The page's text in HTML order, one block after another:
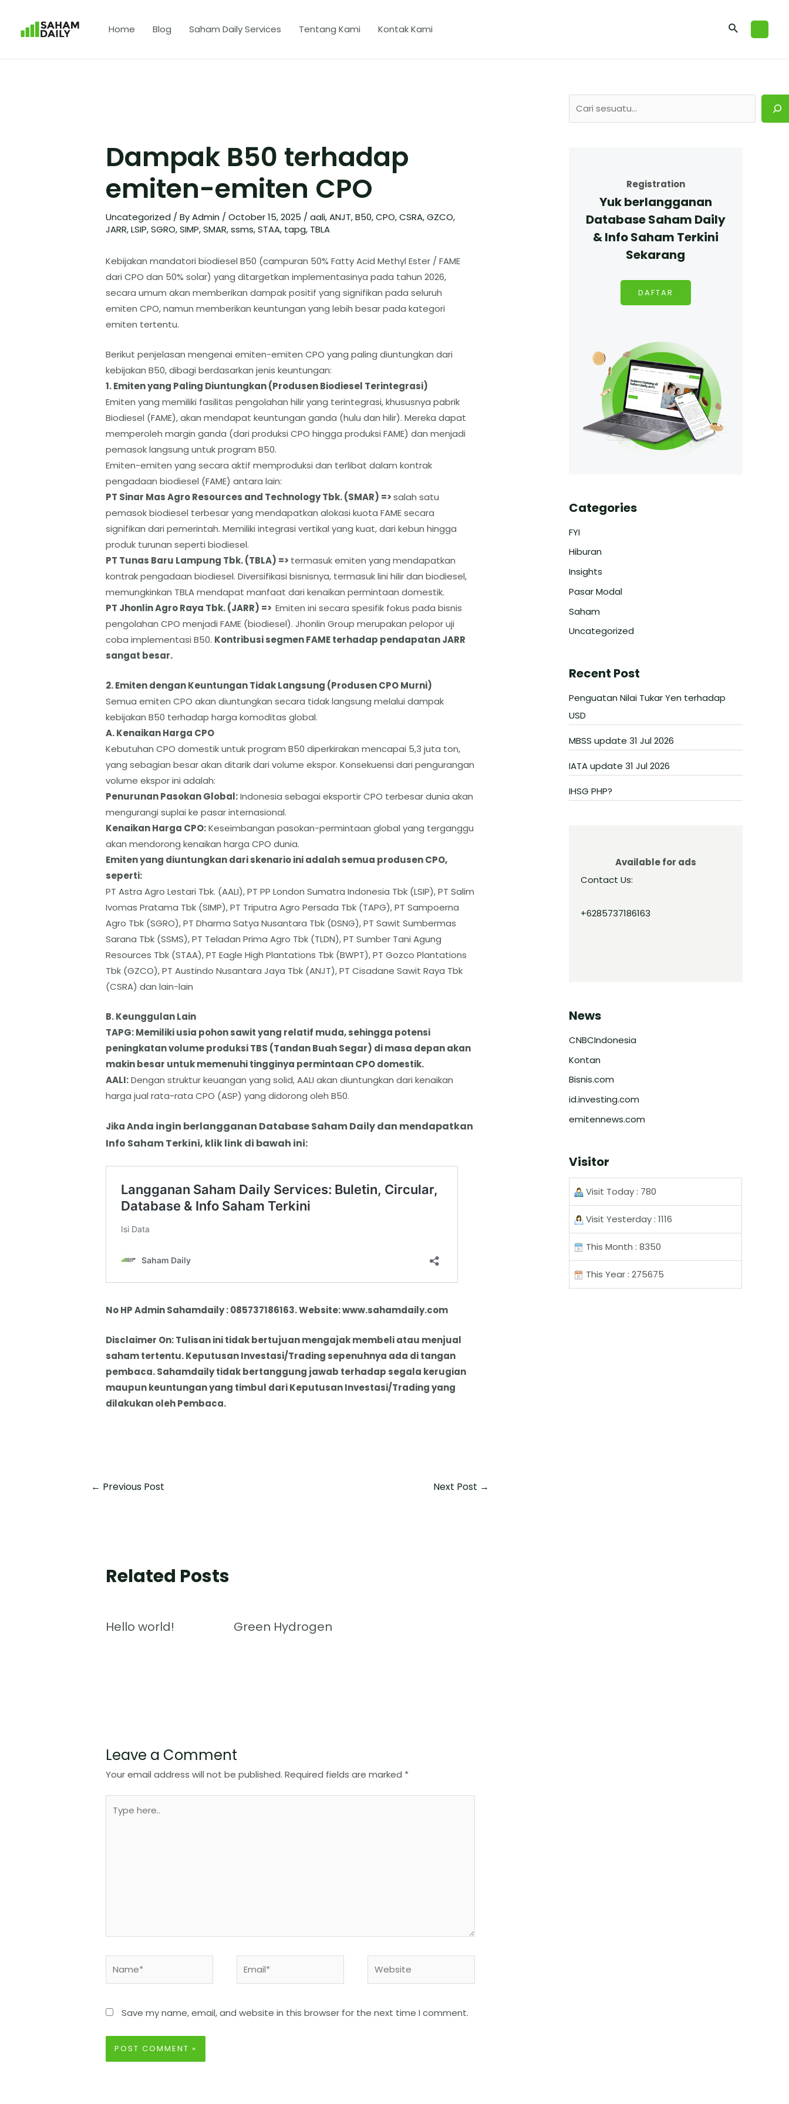
Home Blog Saham Daily Services Tentang Kami Kontak Kami
Dampak B50 terhadap
emiten-emiten CPO
Uncategorized / ByAdmin / October 15, 2025 / aali,ANJT,B50,CPO,CSRA,GZCO,
JARR,LSIP,SGRO,SIMP,SMAR,ssms,STAA, tapg, TBLA
Kebijakan mandatori biodiesel B50 (campuran 50% Fatty Acid Methyl Ester / FAME
dari CPO dan 50% solar) yang ditargetkan implementasinya pada tahun 2026,
secara umum akan memberikan dampak positif yang signifikan pada seluruh
emiten CPO, namun memberikan keuntungan yang lebih besar pada kategori
emiten tertentu.
​Berikut penjelasan mengenai emiten-emiten CPO yang paling diuntungkan dari
kebijakan B50, dibagi berdasarkan jenis keuntungan:
​1. Emiten yang Paling Diuntungkan (Produsen Biodiesel Terintegrasi)
​Emiten yang memiliki fasilitas pengolahan hilir yang terintegrasi, khususnya pabrik
Biodiesel (FAME), akan mendapat keuntungan ganda (hulu dan hilir). Mereka dapat
memperoleh margin ganda (dari produksi CPO hingga produksi FAME) dan menjadi
pemasok langsung untuk program B50.
​Emiten-emiten yang secara aktif memproduksi dan terlibat dalam kontrak
pengadaan biodiesel (FAME) antara lain:
​PT Sinar Mas Agro Resources and Technology Tbk. (SMAR) =>salah satu
pemasok biodiesel terbesar yang mendapatkan alokasi kuota FAME secara
signifikan dari pemerintah. Memiliki integrasi vertikal yang kuat, dari kebun hingga
produk turunan seperti biodiesel.
​PT Tunas Baru Lampung Tbk. (TBLA) => termasuk emiten yang mendapatkan
kontrak pengadaan biodiesel. Diversifikasi bisnisnya, termasuk lini hilir dan biodiesel,
memungkinkan TBLA mendapat manfaat dari kenaikan permintaan domestik.
​PT Jhonlin Agro Raya Tbk. (JARR) => Emiten ini secara spesifik fokus pada bisnis
pengolahan CPO menjadi FAME (biodiesel). Jhonlin Group merupakan pelopor uji
coba implementasi B50. Kontribusi segmen FAME terhadap pendapatan JARR
sangat besar.
​2. Emiten dengan Keuntungan Tidak Langsung (Produsen CPO Murni)
​Semua emiten CPO akan diuntungkan secara tidak langsung melalui dampak
kebijakan B50 terhadap harga komoditas global.
​A. Kenaikan Harga CPO
​Kebutuhan CPO domestik untuk program B50 diperkirakan mencapai 5,3 juta ton,
yang sebagian besar akan ditarik dari volume ekspor. Konsekuensi dari pengurangan
volume ekspor ini adalah:
​Penurunan Pasokan Global:Indonesia sebagai eksportir CPO terbesar dunia akan
mengurangi suplai ke pasar internasional.
Kenaikan Harga CPO:Keseimbangan pasokan-permintaan global yang terganggu
akan mendorong kenaikan harga CPO dunia.
Emiten yang diuntungkan dari skenario ini adalah semua produsen CPO,
seperti:
​PT Astra Agro Lestari Tbk. (AALI), PT PP London Sumatra Indonesia Tbk (LSIP), PT Salim
Ivomas Pratama Tbk (SIMP), PT Triputra Agro Persada Tbk (TAPG), PT Sampoerna
Agro Tbk (SGRO), PT Dharma Satya Nusantara Tbk (DSNG), PT Sawit Sumbermas
Sarana Tbk (SSMS), PT Teladan Prima Agro Tbk (TLDN), PT Sumber Tani Agung
Resources Tbk (STAA), PT Eagle High Plantations Tbk (BWPT), PT Gozco Plantations
Tbk (GZCO), PT Austindo Nusantara Jaya Tbk (ANJT), PT Cisadane Sawit Raya Tbk
(CSRA) dan lain-lain
​B. Keunggulan Lain
TAPG: Memiliki usia pohon sawit yang relatif muda, sehingga potensi
peningkatan volume produksi TBS (Tandan Buah Segar) di masa depan akan
makin besar untuk memenuhi tingginya permintaan CPO domestik.
​AALI:Dengan struktur keuangan yang solid, AALI akan diuntungkan dari kenaikan
harga jual rata-rata CPO (ASP) yang didorong oleh B50.
Jika Anda ingin berlangganan Database Saham Daily dan mendapatkan
Info Saham Terkini, klik link di bawah ini:
No HP Admin Sahamdaily : 085737186163. Website: www.sahamdaily.com
Disclaimer On: Tulisan ini tidak bertujuan mengajak membeli atau menjual
saham tertentu. Keputusan Investasi/Trading sepenuhnya ada di tangan
pembaca. Sahamdaily tidak bertanggung jawab terhadap segala kerugian
maupun keuntungan yang timbul dari Keputusan Investasi/Trading yang
dilakukan oleh Pembaca.
← Previous Post Next Post →
Related Posts
Hello world! Green Hydrogen
Leave a Comment
Your email address will not be published. Required fields are marked *
Save my name, email, and website in this browser for the next time I comment.
Registration
Yuk berlangganan
Database Saham Daily
& Info Saham Terkini
Sekarang
DAFTAR
Categories
FYI
Hiburan
Insights
Pasar Modal
Saham
Uncategorized
Recent Post
Penguatan Nilai Tukar Yen terhadap
USD
MBSS update 31 Jul 2026
IATA update 31 Jul 2026
IHSG PHP?
Available for ads
Contact Us:
+6285737186163
News
CNBCIndonesia
Kontan
Bisnis.com
id.investing.com
emitennews.com
Visitor
Visit Today : 780
Visit Yesterday : 1116
This Month : 8350
This Year : 275675